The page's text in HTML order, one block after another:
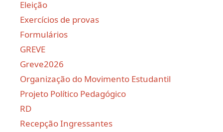
Eleição
Exercícios de provas
Formulários
GREVE
Greve2026
Organização do Movimento Estudantil
Projeto Político Pedagógico
RD
Recepção Ingressantes